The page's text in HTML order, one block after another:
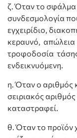
ζ. Όταν το σφάλμα
συνδεσμολογία
εγχειρίδιο,
κεραυνό,
τροφοδοσία
ενδεικνυόμενη.
η. Όταν ο αριθμός
σειριακός
καταστραφεί.
θ. Όταν το προϊόν